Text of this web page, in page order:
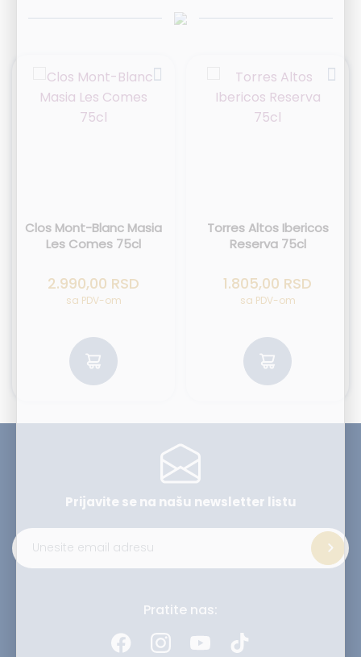
Clos Mont-Blanc Masia
Les Comes 75cl
2.990,00 RSD
sa PDV-om
Torres Altos Ibericos
Reserva 75cl
1.805,00 RSD
sa PDV-om
Prijavite se na našu newsletter listu
Pratite nas: